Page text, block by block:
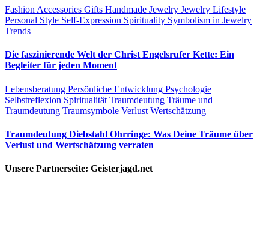
Fashion Accessories Gifts Handmade Jewelry Jewelry Lifestyle
Personal Style Self-Expression Spirituality Symbolism in Jewelry
Trends
Die faszinierende Welt der Christ Engelsrufer Kette: Ein
Begleiter für jeden Moment
Lebensberatung Persönliche Entwicklung Psychologie
Selbstreflexion Spiritualität Traumdeutung Träume und
Traumdeutung Traumsymbole Verlust Wertschätzung
Traumdeutung Diebstahl Ohrringe: Was Deine Träume über
Verlust und Wertschätzung verraten
Unsere Partnerseite: Geisterjagd.net